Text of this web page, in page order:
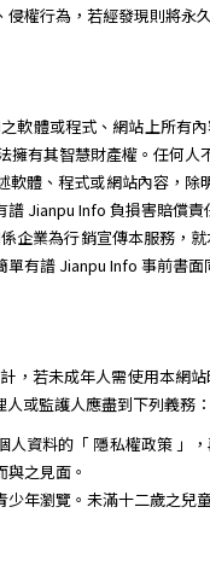
權行為，若經發現則將永
軟體或程式、網站上所有
擁有其智慧財產權。任何
軟體、程式或網站內容，
Jianpu Info 負損害賠償責
企業為行銷宣傳本服務，
有譜 Jianpu Info 事前書
，若未成年人需使用本網
或監護人應盡到下列義務：
人資料的「 隱私權政策 」
之見面。
年瀏覽。未滿十二歲之兒